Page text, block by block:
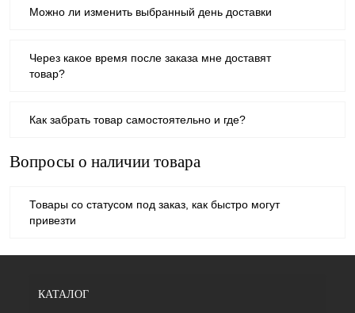
Можно ли изменить выбранный день доставки
Через какое время после заказа мне доставят
товар?
Как забрать товар самостоятельно и где?
Вопросы о наличии товара
Товары со статусом под заказ, как быстро могут
привезти
КАТАЛОГ